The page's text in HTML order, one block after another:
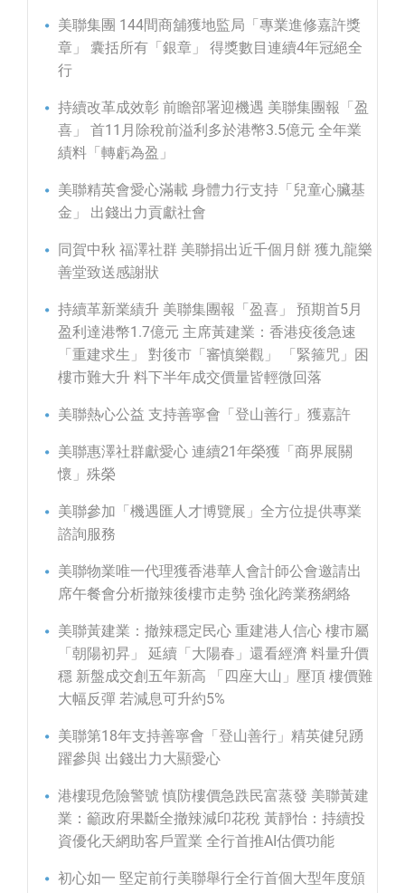
美聯集團 144間商舖獲地監局「專業進修嘉許獎
章」 囊括所有「銀章」 得獎數目連續4年冠絕全
行
持續改革成效彰 前瞻部署迎機遇 美聯集團報「盈
喜」 首11月除稅前溢利多於港幣3.5億元 全年業
績料「轉虧為盈」
美聯精英會愛心滿載 身體力行支持「兒童心臟基
金」 出錢出力貢獻社會
同賀中秋 福澤社群 美聯捐出近千個月餅 獲九龍樂
善堂致送感謝狀
持續革新業績升 美聯集團報「盈喜」 預期首5月
盈利達港幣1.7億元 主席黃建業：香港疫後急速
「重建求生」 對後市「審慎樂觀」 「緊箍咒」困
樓市難大升 料下半年成交價量皆輕微回落
美聯熱心公益 支持善寧會「登山善行」獲嘉許
美聯惠澤社群獻愛心 連續21年榮獲「商界展關
懷」殊榮
美聯參加「機遇匯人才博覽展」全方位提供專業
諮詢服務
美聯物業唯一代理獲香港華人會計師公會邀請出
席午餐會分析撤辣後樓市走勢 強化跨業務網絡
美聯黃建業：撤辣穩定民心 重建港人信心 樓市屬
「朝陽初昇」 延續「大陽春」還看經濟 料量升價
穩 新盤成交創五年新高 「四座大山」壓頂 樓價難
大幅反彈 若減息可升約5%
美聯第18年支持善寧會「登山善行」精英健兒踴
躍參與 出錢出力大顯愛心
港樓現危險警號 慎防樓價急跌民富蒸發 美聯黃建
業：籲政府果斷全撤辣減印花稅 黃靜怡：持續投
資優化天網助客戶置業 全行首推AI估價功能
初心如一 堅定前行美聯舉行全行首個大型年度頒